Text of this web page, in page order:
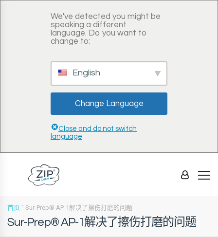
We've detected you might be
speaking a different
language. Do you want to
change to:
English
Change Language
Close and do not switch
language
首页 " Sur-Prep® AP-1解决了擦伤打磨的问题
Sur-Prep® AP-1解决了擦伤打磨的问题